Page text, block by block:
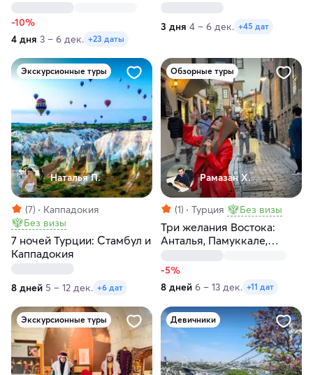
-10%
4 дня 3 – 6 дек. +23 даты
3 дня 4 – 6 дек. +45 дат
Экскурсионные туры
Наталья П.
(7)
Каппадокия
Без визы
7 ночей Турции: Стамбул и
Каппадокия
8 дней 5 – 12 дек. +6 дат
Обзорные туры
Рамазан Х.
(1) Турция Без визы
Три желания Востока:
Анталья, Памуккале,
-5%
8 дней 6 – 13 дек. +11 дат
Экскурсионные туры Девичники